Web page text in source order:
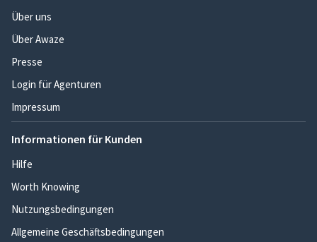
Über uns
Über Awaze
Presse
Login für Agenturen
Impressum
Informationen für Kunden
Hilfe
Worth Knowing
Nutzungsbedingungen
Allgemeine Geschäftsbedingungen